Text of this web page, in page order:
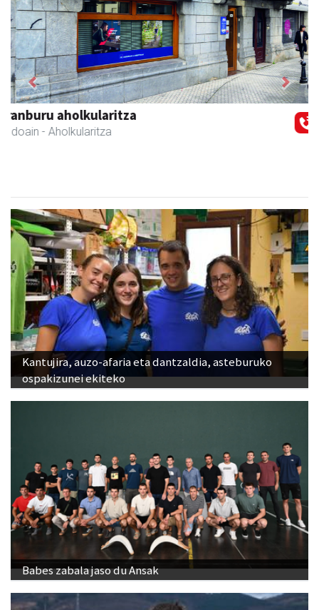
Zubimusu Ikastola
Amasa-Villabona - Hezkuntza
Previous Next
Kantujira, auzo-afaria eta dantzaldia, asteburuko
ospakizunei ekiteko
Babes zabala jaso du Ansak